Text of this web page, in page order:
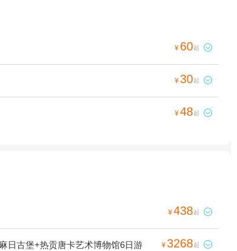
¥ 60起 
¥30起 
¥48起 
¥438起 
日古堡+热贡唐卡艺术博物馆6日游 ¥3268起 